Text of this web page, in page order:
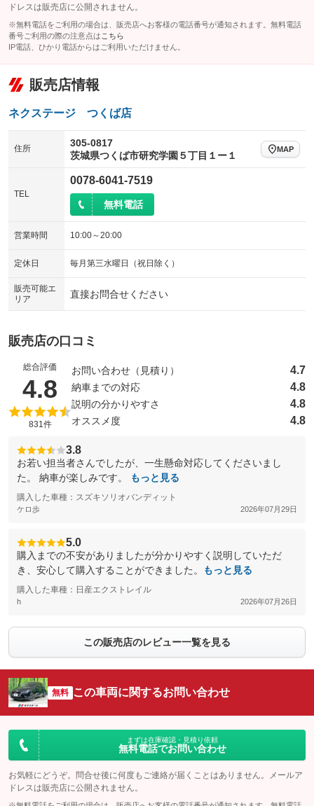
ドレスは販売店に公開されません。
※無料電話をご利用の場合は、販売店へお客様の電話番号が通知されます。無料電話
番号ご利用の際の注意点は こちら
IP電話、ひかり電話からはご利用いただけません。
販売店情報
ネクステージ つくば店
住所
305-0817
茨城県つくば市研究学園５丁目１ー１
MAP
TEL
0078-6041-7519
無料電話
営業時間 10:00～20:00
定休日 毎月第三水曜日（祝日除く）
販売可能エ
リア
直接お問合せください
販売店の口コミ
総合評価
4.8 （5点満点中）
831件
お問い合わせ（見積り） 4.7
納車までの対応 4.8
説明の分かりやすさ 4.8
オススメ度 4.8
3.8
お若い担当者さんでしたが、一生懸命対応してくださいまし
た。 納車が楽しみです。
もっと見る
購入した車種：スズキソリオバンディット
ケロ歩 2026年07月29日
5.0
購入までの不安がありましたが分かりやすく説明していただ
き、安心して購入することができました。
もっと見る
購入した車種：日産エクストレイル
h 2026年07月26日
この販売店のレビュー一覧を見る
無料 この車両に関するお問い合わせ
まずは在庫確認・見積り依頼
無料電話でお問い合わせ
お気軽にどうぞ。問合せ後に何度もご連絡が届くことはありません。メールア
ドレスは販売店に公開されません。